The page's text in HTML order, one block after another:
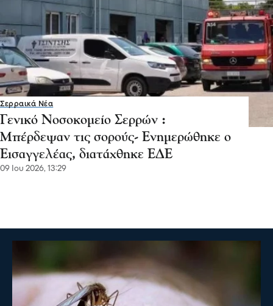
Επικαιρότητα
Κρούσμα Ιού Δυτικού Νείλου στο Δήμο Ν.
Ζίχνης- Αμφίπολη περιοχή "υψηλού
κινδύνου"